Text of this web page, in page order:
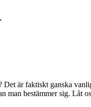
Det är faktiskt ganska
man bestämmer sig. Låt